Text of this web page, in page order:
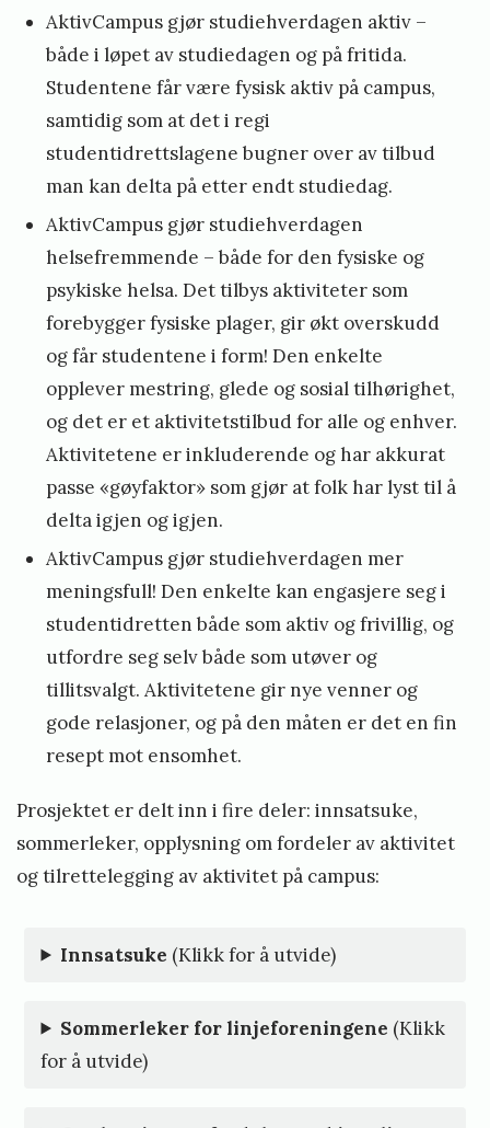
AktivCampus gjør studiehverdagen aktiv –
både i løpet av studiedagen og på fritida.
Studentene får være fysisk aktiv på campus,
samtidig som at det i regi
studentidrettslagene bugner over av tilbud
man kan delta på etter endt studiedag.
AktivCampus gjør studiehverdagen
helsefremmende – både for den fysiske og
psykiske helsa. Det tilbys aktiviteter som
forebygger fysiske plager, gir økt overskudd
og får studentene i form! Den enkelte
opplever mestring, glede og sosial tilhørighet,
og det er et aktivitetstilbud for alle og enhver.
Aktivitetene er inkluderende og har akkurat
passe «gøyfaktor» som gjør at folk har lyst til å
delta igjen og igjen.
AktivCampus gjør studiehverdagen mer
meningsfull! Den enkelte kan engasjere seg i
studentidretten både som aktiv og frivillig, og
utfordre seg selv både som utøver og
tillitsvalgt. Aktivitetene gir nye venner og
gode relasjoner, og på den måten er det en fin
resept mot ensomhet.
Prosjektet er delt inn i fire deler: innsatsuke,
sommerleker, opplysning om fordeler av aktivitet
og tilrettelegging av aktivitet på campus:
Innsatsuke (Klikk for å utvide)
Sommerleker for linjeforeningene (Klikk
for å utvide)